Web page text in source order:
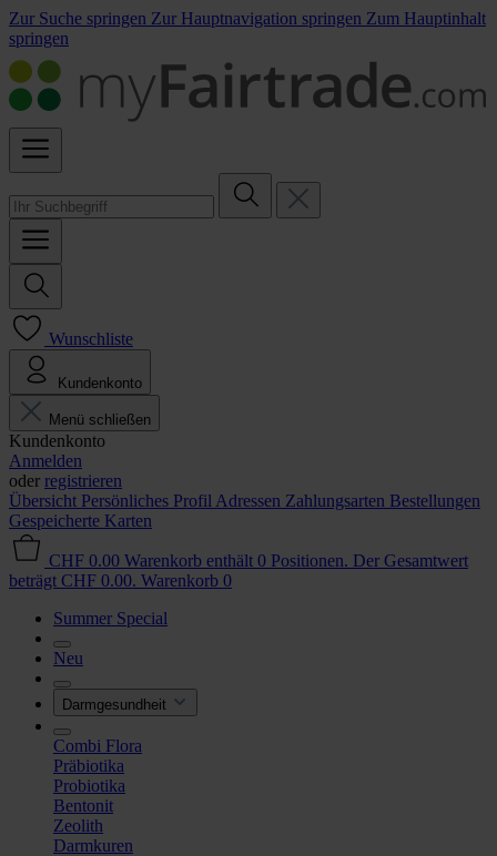
Zur Suche springen Zur Hauptnavigation springen Zum Hauptinhalt
springen
Wunschliste
Kundenkonto
Menü schließen
Kundenkonto
Anmelden
oder registrieren
Übersicht Persönliches Profil Adressen Zahlungsarten Bestellungen
Gespeicherte Karten
CHF 0.00 Warenkorb enthält 0 Positionen. Der Gesamtwert
beträgt CHF 0.00. Warenkorb 0
Summer Special
Neu
Darmgesundheit
Combi Flora
Präbiotika
Probiotika
Bentonit
Zeolith
Darmkuren